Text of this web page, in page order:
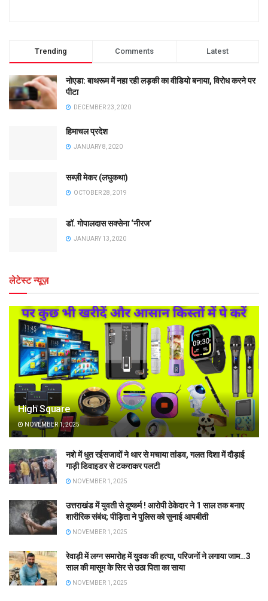
Trending Comments Latest
नोएडा: बाथरूम में नहा रही लड़की का वीडियो बनाया, विरोध करने पर
पीटा
DECEMBER 23, 2020
हिमाचल प्रदेश
JANUARY 8, 2020
सब्ज़ी मेकर (लघुकथा)
OCTOBER 28, 2019
डॉ. गोपालदास सक्सेना ‘नीरज’
JANUARY 13, 2020
लेटेस्ट न्यूज़
High Square
NOVEMBER 1, 2025
नशे में धुत रईसजादों ने थार से मचाया तांडव, गलत दिशा में दौड़ाई
गाड़ी डिवाइडर से टकराकर पलटी
NOVEMBER 1, 2025
उत्तराखंड में युवती से दुष्कर्म ! आरोपी ठेकेदार ने 1 साल तक बनाए
शारीरिक संबंध; पीड़िता ने पुलिस को सुनाई आपबीती
NOVEMBER 1, 2025
रेवाड़ी में लग्न समारोह में युवक की हत्या, परिजनों ने लगाया जाम…3
साल की मासूम के सिर से उठा पिता का साया
NOVEMBER 1, 2025